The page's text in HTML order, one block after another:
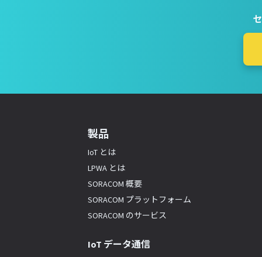
製品
IoT とは
LPWA とは
SORACOM 概要
SORACOM プラットフォーム
SORACOM のサービス
IoT データ通信